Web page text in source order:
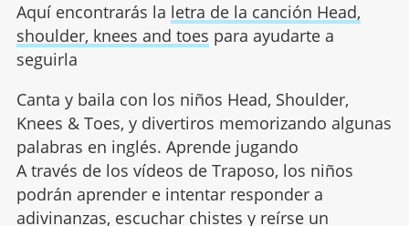
Aquí encontrarás la letra de la canción Head,
shoulder, knees and toes para ayudarte a
seguirla
Canta y baila con los niños Head, Shoulder,
Knees & Toes, y divertiros memorizando algunas
palabras en inglés. Aprende jugando
A través de los vídeos de Traposo, los niños
podrán aprender e intentar responder a
adivinanzas, escuchar chistes y reírse un